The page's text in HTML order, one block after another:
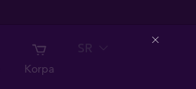
Korpa
SR Close